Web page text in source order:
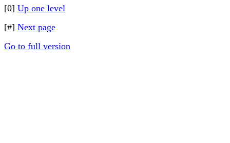
[0] Up one level
[#] Next page
Go to full version